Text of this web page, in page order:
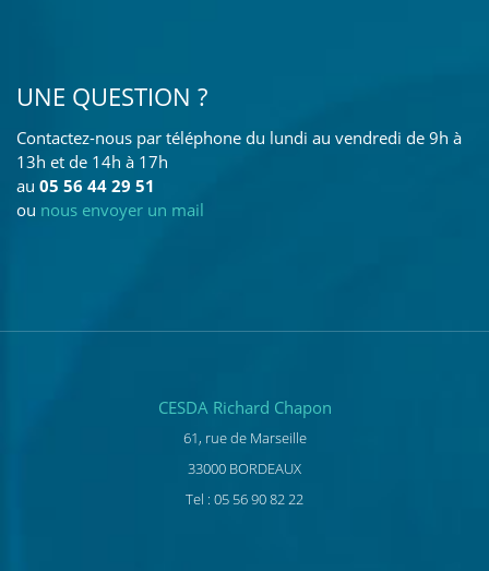
UNE QUESTION ?
Contactez-nous par téléphone du lundi au vendredi de 9h à
13h et de 14h à 17h
au 05 56 44 29 51
ou nous envoyer un mail
CESDA Richard Chapon
61, rue de Marseille
33000 BORDEAUX
Tel : 05 56 90 82 22